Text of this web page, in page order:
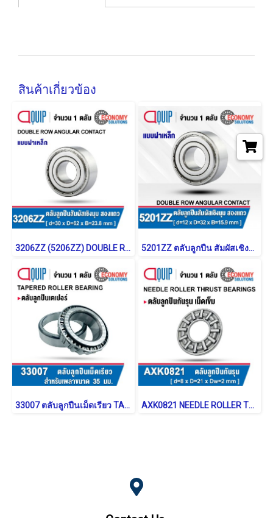
สินค้าเกี่ยวข้อง
3206ZZ (5206ZZ) DOUBLE ROW ANGULAR CONTACT BALL BEARING 5201ZZ ตลับลูกปืน สัมผัสเชิงมุม 2 แถว แบบฝาเหล็ก (DOUBLE ROW ANGULAR CONTACT BALL BEARING)
33007 ตลับลูกปืนเม็ดเรียว TAPERED ROLLER BEARING AXK0821 NEEDLE ROLLER THRUST WASHER BEARING